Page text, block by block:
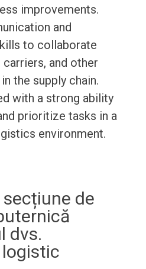
improvements.
and
to collaborate
and other
the supply chain.
with a strong ability
prioritize tasks in a
environment.
de
dvs.